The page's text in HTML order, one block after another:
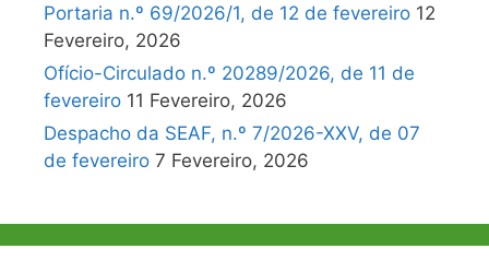
Portaria n.º 69/2026/1, de 12 de fevereiro 12
Fevereiro, 2026
Ofício-Circulado n.º 20289/2026, de 11 de
fevereiro 11 Fevereiro, 2026
Despacho da SEAF, n.º 7/2026-XXV, de 07
de fevereiro 7 Fevereiro, 2026